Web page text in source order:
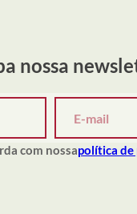
nossa
com nossapolítica de